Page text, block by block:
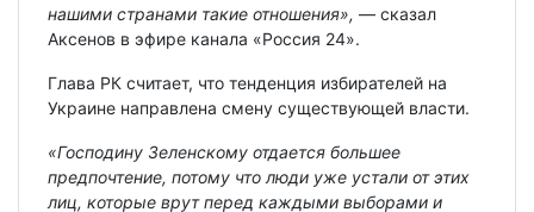
нашими странами такие отношения», — сказал
Аксенов в эфире канала «Россия 24».
Глава РК считает, что тенденция избирателей на
Украине направлена смену существующей власти.
«Господину Зеленскому отдается большее
предпочтение, потому что люди уже устали от этих
лиц, которые врут перед каждыми выборами и